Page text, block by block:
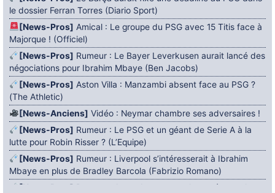
le dossier Ferran Torres (Diario Sport)
[News-Pros] Amical : Le groupe du PSG avec 15 Titis face à
Majorque ! (Officiel)
[News-Pros] Rumeur : Le Bayer Leverkusen aurait lancé des
négociations pour Ibrahim Mbaye (Ben Jacobs)
[News-Pros] Aston Villa : Manzambi absent face au PSG ?
(The Athletic)
[News-Anciens] Vidéo : Neymar chambre ses adversaires !
[News-Pros] Rumeur : Le PSG et un géant de Serie A à la
lutte pour Robin Risser ? (L’Equipe)
[News-Pros] Rumeur : Liverpool s’intéresserait à Ibrahim
Mbaye en plus de Bradley Barcola (Fabrizio Romano)
[News-Pros]
Rumeur : Accord contractuel trouvé entre le